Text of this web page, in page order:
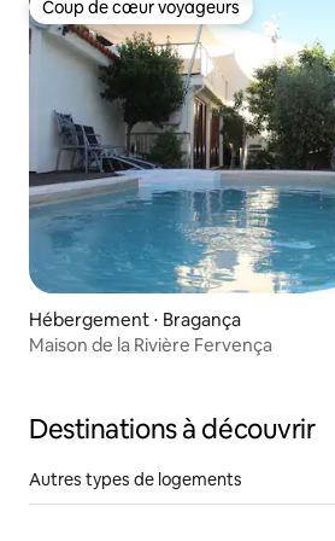
Coup de cœur voyageurs
Coup de cœur voyageurs
Hébergement ⋅ Bragança
Maison de la Rivière Fervença
Destinations à découvrir
Autres types de logements